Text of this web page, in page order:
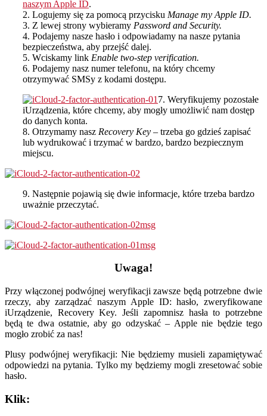
naszym Apple ID.
2. Logujemy się za pomocą przycisku Manage my Apple ID.
3. Z lewej strony wybieramy Password and Security.
4. Podajemy nasze hasło i odpowiadamy na nasze pytania
bezpieczeństwa, aby przejść dalej.
5. Wciskamy link Enable two-step verification.
6. Podajemy nasz numer telefonu, na który chcemy
otrzymywać SMSy z kodami dostępu.
7. Weryfikujemy pozostałe
iUrządzenia, które chcemy, aby mogły umożliwić nam dostęp
do danych konta.
8. Otrzymamy nasz Recovery Key – trzeba go gdzieś zapisać
lub wydrukować i trzymać w bardzo, bardzo bezpiecznym
miejscu.
9. Następnie pojawią się dwie informacje, które trzeba bardzo
uważnie przeczytać.
Uwaga!
Przy włączonej podwójnej weryfikacji zawsze będą potrzebne dwie
rzeczy, aby zarządzać naszym Apple ID: hasło, zweryfikowane
iUrządzenie, Recovery Key. Jeśli zapomnisz hasła to potrzebne
będą te dwa ostatnie, aby go odzyskać – Apple nie będzie tego
mogło zrobić za nas!
Plusy podwójnej weryfikacji: Nie będziemy musieli zapamiętywać
odpowiedzi na pytania. Tylko my będziemy mogli zresetować sobie
hasło.
Klik: